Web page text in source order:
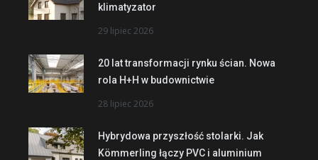
klimatyzator
29 lipiec 2026
20 lat transformacji rynku ścian. Nowa
rola H+H w budownictwie
28 lipiec 2026
Hybrydowa przyszłość stolarki. Jak
Kömmerling łączy PVC i aluminium